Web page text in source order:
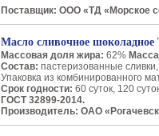
Поставщик: ООО «ТД «Морское
Масло сливочное
Массовая доля жира: 62%
Состав: пастеризованные
Упаковка из комбинированного
Срок годности: 60 суток, 120
ГОСТ 32899-2014.
Производитель: ОАО